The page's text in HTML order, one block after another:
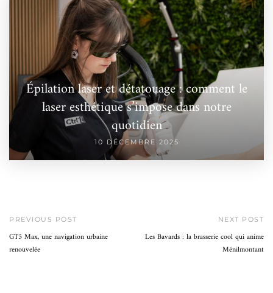
Épilation laser et détatouage : comment le
laser esthétique s’impose dans notre
quotidien
10 DÉCEMBRE 2025
PREVIOUS POST
GT5 Max, une navigation urbaine
renouvelée
NEXT POST
Les Bavards : la brasserie cool qui anime
Ménilmontant